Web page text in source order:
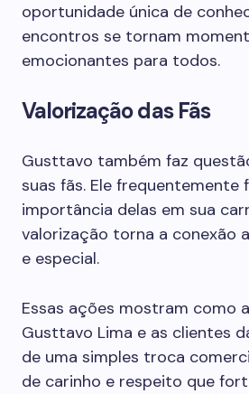
oportunidade única de
encontros se tornam
emocionantes para todos.
Valorização das Fãs
Gusttavo também faz
suas fãs. Ele frequentemente
importância delas em sua
valorização torna a conexão
e especial.
Essas ações mostram como
Gusttavo Lima e as clientes
de uma simples troca
de carinho e respeito que